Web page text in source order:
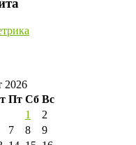
2026
Пт Сб Вс
1
2
7 8
9